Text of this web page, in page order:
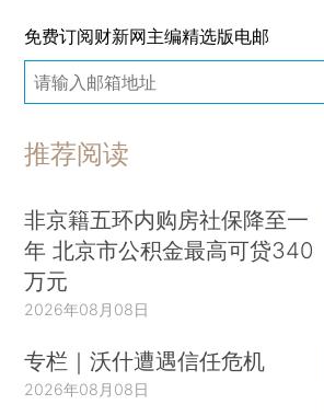
免费订阅财新网主编精选版电邮
推荐阅读
非京籍五环内购房社保降至一
年 北京市公积金最高可贷340
万元
2026年08月08日
专栏｜沃什遭遇信任危机
2026年08月08日